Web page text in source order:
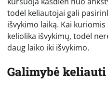
todėl keliautojai gali
išvykimo laiką. Kai
keliolika išvykimų, todėl
daug laiko iki išvykimo.
Galimybė